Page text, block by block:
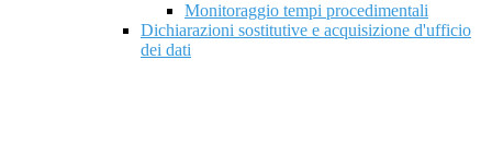
Monitoraggio tempi procedimentali
Dichiarazioni sostitutive e acquisizione d'ufficio
dei dati